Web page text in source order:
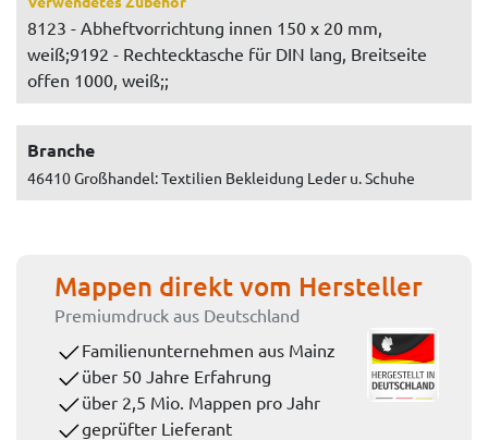
8123 - Abheftvorrichtung innen 150 x 20 mm,
weiß;9192 - Rechtecktasche für DIN lang, Breitseite
offen 1000, weiß;;
Branche
46410 Großhandel: Textilien Bekleidung Leder u. Schuhe
Mappen direkt vom Hersteller
Premiumdruck aus Deutschland
Familienunternehmen aus Mainz
über 50 Jahre Erfahrung
über 2,5 Mio. Mappen pro Jahr
geprüfter Lieferant